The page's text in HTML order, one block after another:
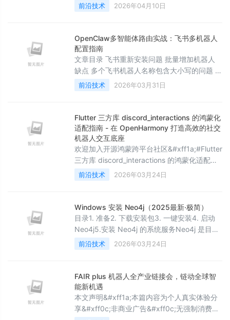
的&#xff0c;不只是“更聪明的模型”&#xff0c;而
是“能持续工作的数字劳动力”如果说过去两年
更像人的答案”&#xff0c;那么到了 GTC
2026&#xff0c;问题已经明显变了。英伟达把
Agentic AI
前沿技术 2026年04月10日
OpenClaw多智能体路由实战：飞书多机器人
配置指南
文章目录 飞书重新安装问题 批量增加机器人
缺点 多个飞书机器人名称包含大小写的问题 多
个Agent名称包含大小写的问题 目前我已经完
成了OpenClaw的基本安装&#xff0c;但是在对
话&#xff0c;一次只能处理一个消息。很多时候
我在聊天窗口&#xff0c;说A任务&#xff0c;然后
做了一半&#xff0c;又发了关于B任务的指
前沿技术 2026年03月31日
Flutter 三方库 discord_interactions 的鸿蒙化
适配指南 - 在 OpenHarmony 打造高效的社交
机器人交互底座
欢迎加入开源鸿蒙跨平台社区&#xff1a;#Flutter
三方库 discord_interactions 的鸿蒙化适配指
南 - 在 OpenHarmony 打造高效的社交机器人
交互底座在现代社交应用与办公协同工具的开
&#xff08;Bot&#xff09;交互能力是提升活跃度
的关键。discord_interactions 库为 Flutter 开
发者提供了一
前沿技术 2026年03月24日
Windows 安装 Neo4j（2025最新·极简）
目录1. 准备2. 下载安装包3. 一键安装4. 启动
Neo4j5.安装 Neo4j 的系统服务Neo4j 是目前
最流行的原生图数据库&#xff0c;用图结构
&#xff08;节点-关系-属性&#xff09;存储数据
据设计&#xff0c;提供&#xff1a; 原生图存储
&#xff1a;基于免索引邻接结构&#xff0c;每个节
点直接维护指向相邻节点的
前沿技术 2026年03月24日
FAIR plus 机器人全产业链接会，链动全球智
能新机遇
本文声明&#xff1a;本篇内容为个人真实体验分
享&#xff0c;非商业广告&#xff0c;无强制消费引